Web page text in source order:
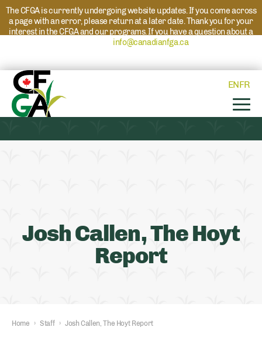
The CFGA is currently undergoing website updates. If you come across
a page with an error, please return at a later date. Thank you for your
interest in the CFGA and our programs. If you have a question about a
info@canadianfga.caand we will direct
ENFR
Josh Callen, The Hoyt
Report
Home › Staff › Josh Callen, The Hoyt Report